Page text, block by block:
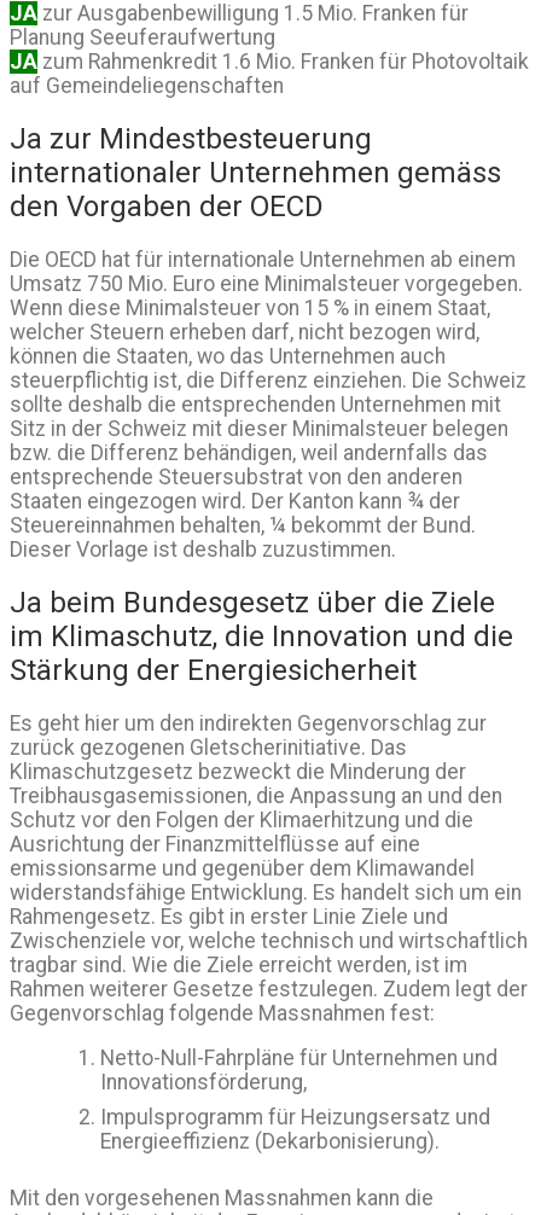
JA zur Ausgabenbewilligung 1.5 Mio. Franken für
Planung Seeuferaufwertung
JA zum Rahmenkredit 1.6 Mio. Franken für Photovoltaik
auf Gemeindeliegenschaften
Ja zur Mindestbesteuerung
internationaler Unternehmen gemäss
den Vorgaben der OECD
Die OECD hat für internationale Unternehmen ab einem
Umsatz 750 Mio. Euro eine Minimalsteuer vorgegeben.
Wenn diese Minimalsteuer von 15 % in einem Staat,
welcher Steuern erheben darf, nicht bezogen wird,
können die Staaten, wo das Unternehmen auch
steuerpflichtig ist, die Differenz einziehen. Die Schweiz
sollte deshalb die entsprechenden Unternehmen mit
Sitz in der Schweiz mit dieser Minimalsteuer belegen
bzw. die Differenz behändigen, weil andernfalls das
entsprechende Steuersubstrat von den anderen
Staaten eingezogen wird. Der Kanton kann ¾ der
Steuereinnahmen behalten, ¼ bekommt der Bund.
Dieser Vorlage ist deshalb zuzustimmen.
Ja beim Bundesgesetz über die Ziele
im Klimaschutz, die Innovation und die
Stärkung der Energiesicherheit
Es geht hier um den indirekten Gegenvorschlag zur
zurück gezogenen Gletscherinitiative. Das
Klimaschutzgesetz bezweckt die Minderung der
Treibhausgasemissionen, die Anpassung an und den
Schutz vor den Folgen der Klimaerhitzung und die
Ausrichtung der Finanzmittelflüsse auf eine
emissionsarme und gegenüber dem Klimawandel
widerstandsfähige Entwicklung. Es handelt sich um ein
Rahmengesetz. Es gibt in erster Linie Ziele und
Zwischenziele vor, welche technisch und wirtschaftlich
tragbar sind. Wie die Ziele erreicht werden, ist im
Rahmen weiterer Gesetze festzulegen. Zudem legt der
Gegenvorschlag folgende Massnahmen fest:
Netto-Null-Fahrpläne für Unternehmen und
Innovationsförderung,
Impulsprogramm für Heizungsersatz und
Energieeffizienz (Dekarbonisierung).
Mit den vorgesehenen Massnahmen kann die